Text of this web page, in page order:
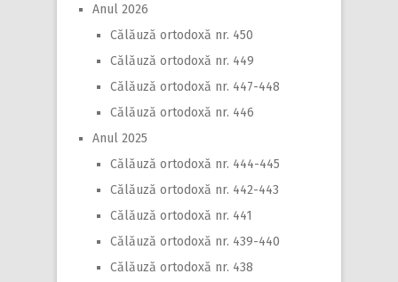
Anul 2026
Călăuză ortodoxă nr. 450
Călăuză ortodoxă nr. 449
Călăuză ortodoxă nr. 447-448
Călăuză ortodoxă nr. 446
Anul 2025
Călăuză ortodoxă nr. 444-445
Călăuză ortodoxă nr. 442-443
Călăuză ortodoxă nr. 441
Călăuză ortodoxă nr. 439-440
Călăuză ortodoxă nr. 438